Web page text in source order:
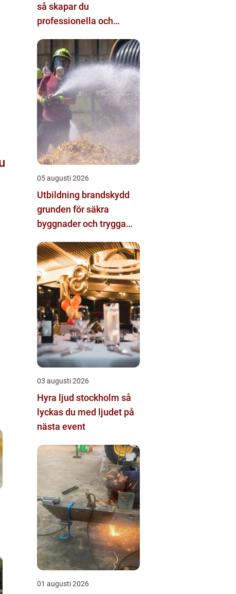
så skapar du
professionella och
05 augusti 2026
Utbildning brandskydd
grunden för säkra
byggnader och trygga
03 augusti 2026
Hyra ljud stockholm så
lyckas du med ljudet på
nästa event
01 augusti 2026